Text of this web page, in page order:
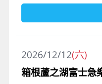
2026/12/12(六)
箱根蘆之湖富士急